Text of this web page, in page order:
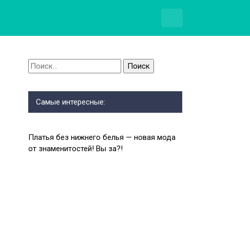
Найти:
Самые интересные:
Платья без нижнего белья — новая мода
от знаменитостей! Вы за?!